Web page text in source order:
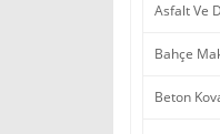
Asfalt Ve
Bahçe
Beton